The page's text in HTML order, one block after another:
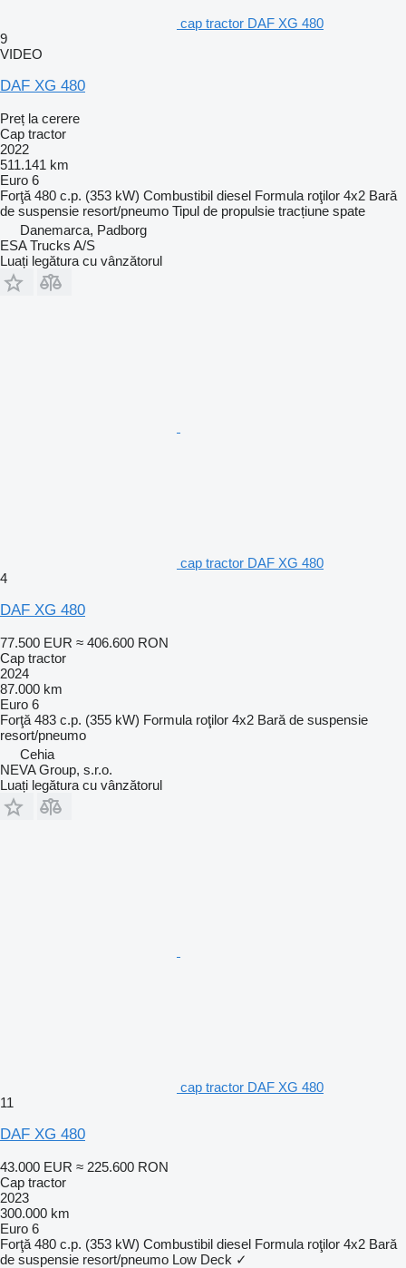
cap tractor DAF XG 480
9
VIDEO
DAF XG 480
Preț la cerere
Cap tractor
2022
511.141 km
Euro 6
Forţă 480 c.p. (353 kW) Combustibil diesel Formula roţilor 4x2 Bară
de suspensie resort/pneumo Tipul de propulsie tracțiune spate
Danemarca, Padborg
ESA Trucks A/S
Luați legătura cu vânzătorul
cap tractor DAF XG 480
4
DAF XG 480
77.500 EUR ≈ 406.600 RON
Cap tractor
2024
87.000 km
Euro 6
Forţă 483 c.p. (355 kW) Formula roţilor 4x2 Bară de suspensie
resort/pneumo
Cehia
NEVA Group, s.r.o.
Luați legătura cu vânzătorul
cap tractor DAF XG 480
11
DAF XG 480
43.000 EUR ≈ 225.600 RON
Cap tractor
2023
300.000 km
Euro 6
Forţă 480 c.p. (353 kW) Combustibil diesel Formula roţilor 4x2 Bară
de suspensie resort/pneumo Low Deck ✓